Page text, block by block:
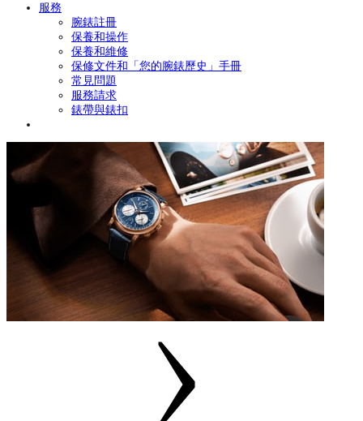
服務
腕錶註冊
保養和操作
保養和維修
保修文件和「您的腕錶歷史」手冊
常見問題
服務請求
錶帶與錶扣